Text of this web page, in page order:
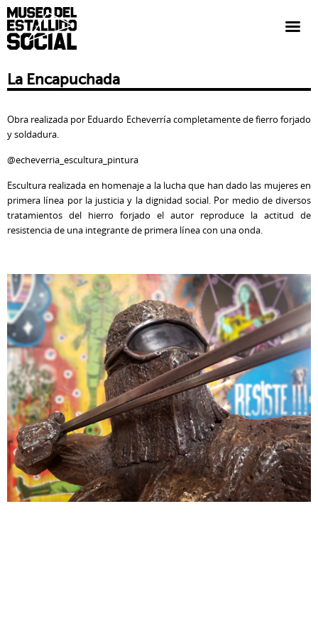
La Encapuchada
Obra realizada por Eduardo Echeverría completamente de fierro forjado
y soldadura.
@echeverria_escultura_pintura
Escultura realizada en homenaje a la lucha que han dado las mujeres en
primera línea por la justicia y la dignidad social. Por medio de diversos
tratamientos del hierro forjado el autor reproduce la actitud de
resistencia de una integrante de primera línea con una onda.